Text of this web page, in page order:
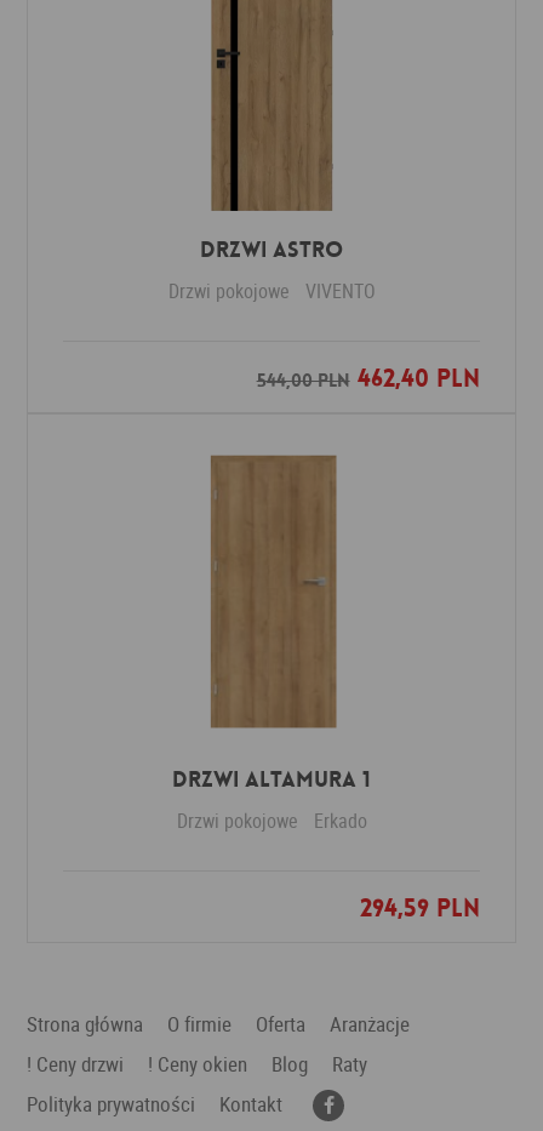
Drzwi ASTRO
Drzwi pokojowe VIVENTO
544,00 PLN462,40 PLN
Dodaj do ulubionych
Drzwi Altamura 1
Drzwi pokojowe Erkado
294,59 PLN
Dodaj do ulubionych
Strona główna O firmie Oferta
Aranżacje
! Ceny drzwi
! Ceny okien Blog
Raty
Polityka prywatności
Kontakt